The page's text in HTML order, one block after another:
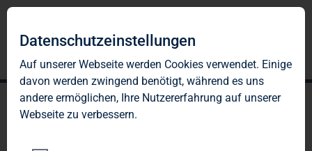
Datenschutzeinstellungen
Auf unserer Webseite werden Cookies verwendet. Einige
davon werden zwingend benötigt, während es uns
andere ermöglichen, Ihre Nutzererfahrung auf unserer
Webseite zu verbessern.